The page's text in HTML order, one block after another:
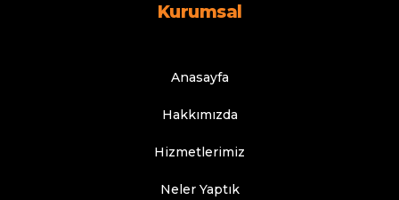
Kurumsal
Anasayfa
Hakkımızda
Hizmetlerimiz
Neler Yaptık